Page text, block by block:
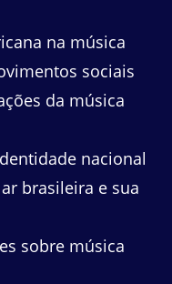
na música
sociais
da música
nacional
brasileira e sua
sobre música